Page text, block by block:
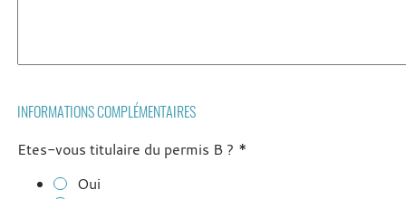
INFORMATIONS COMPLÉMENTAIRES
Etes-vous titulaire du permis B ? *
Oui